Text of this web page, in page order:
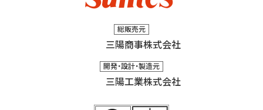
総販売元
三陽商事株式会社
開発・設計・製造元
三陽工業株式会社